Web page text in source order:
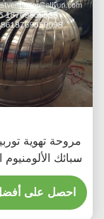
مروحة تهوية
سبائك
600 ملم
احصل على